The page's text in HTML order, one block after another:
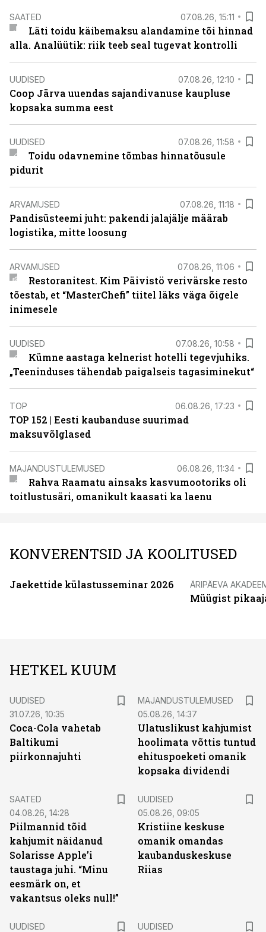
SAATED 07.08.26, 15:11
Läti toidu käibemaksu alandamine tõi hinnad
alla. Analüütik: riik teeb seal tugevat kontrolli
UUDISED 07.08.26, 12:10
Coop Järva uuendas sajandivanuse kaupluse
kopsaka summa eest
UUDISED 07.08.26, 11:58
Toidu odavnemine tõmbas hinnatõusule
pidurit
ARVAMUSED 07.08.26, 11:18
Pandisüsteemi juht: pakendi jalajälje määrab
logistika, mitte loosung
ARVAMUSED 07.08.26, 11:06
Restoranitest. Kim Päivistö verivärske resto
tõestab, et “MasterChefi” tiitel läks väga õigele
inimesele
UUDISED 07.08.26, 10:58
Kümne aastaga kelnerist hotelli tegevjuhiks.
„Teeninduses tähendab paigalseis tagasiminekut“
TOP 06.08.26, 17:23
TOP 152 | Eesti kaubanduse suurimad
maksuvõlglased
MAJANDUSTULEMUSED 06.08.26, 11:34
Rahva Raamatu ainsaks kasvumootoriks oli
toitlustusäri, omanikult kaasati ka laenu
KONVERENTSID JA KOOLITUSED
Jaekettide külastusseminar 2026 ÄRIPÄEVA
Müügist
HETKEL KUUM
UUDISED
31.07.26, 10:35
Coca-Cola vahetab
Baltikumi
piirkonnajuhti
MAJANDUSTULEMUSED
05.08.26, 14:37
Ulatuslikust kahjumist
hoolimata võttis tuntud
ehituspoeketi omanik
kopsaka dividendi
SAATED
04.08.26, 14:28
Piilmannid tõid
kahjumit näidanud
Solarisse Apple’i
taustaga juhi. “Minu
eesmärk on, et
vakantsus oleks null!”
UUDISED
05.08.26, 09:05
Kristiine keskuse
omanik omandas
kaubanduskeskuse
Riias
UUDISED
UUDISED